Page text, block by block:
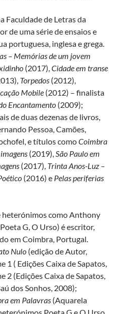
Faculdade de Letras da
de uma série de ensaios e
portuguesa, inglesa e grega.
– Memórias de um jovem
(2017), Cidade em transe
Torpedos (2012),
Mobile (2012) – finalista
Encantamento (2009);
de duas dezenas de livros,
Pessoa, Camões,
e títulos comoCoimbra
(2019), São Paulo em
(2017), Trinta Anos-Luz –
(2016) e Pelas periferias
heterónimos como Anthony
G, O Urso) é escritor,
em Coimbra, Portugal.
Nulo (edição de Autor,
1 ( Edições Caixa de Sapatos,
2 (Edições Caixa de Sapatos,
dos Sonhos, 2008);
em Palavras (Aquarela
Poeta G e O Urso.